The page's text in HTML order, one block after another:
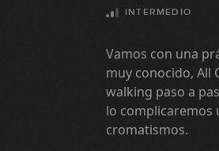
INTERMEDIO
Vamos con una
muy conocido, All
walking paso a
lo complicaremos
cromatismos.